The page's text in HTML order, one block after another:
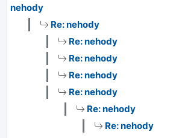
nehody
Re: nehody
Re: nehody
Re: nehody
Re: nehody
Re: nehody
Re: nehody
Re: nehody